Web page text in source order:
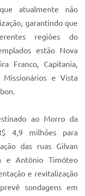
atualmente não
garantindo que
regiões do
estão Nova
Franco, Capitania,
Missionários e Vista
ao Morro da
4,9 milhões para
das ruas Gilvan
e Antônio Timóteo
e revitalização
sondagens em